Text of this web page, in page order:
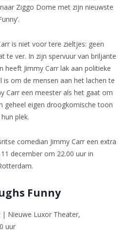
Ziggo Dome met zijn nieuwste
is niet voor tere zieltjes: geen
te ver. In zijn spervuur van briljante
heeft Jimmy Carr lak aan politieke
is om de mensen aan het lachen te
Carr een meester als het gaat om
geheel eigen droogkomische toon
plek.
comedian Jimmy Carr een extra
december om 22.00 uur in
Funny
| Nieuwe Luxor Theater,
uur